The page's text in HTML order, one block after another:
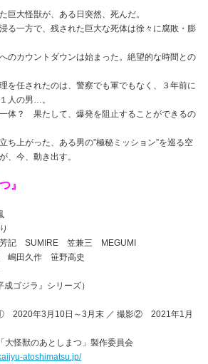
巨大怪獣が、ある日突然、死んだ。
る一方で、残された巨大な死体は徐々に腐敗・膨
のカウントダウンは始まった。絶望的な時間との
を任されたのは、警察でも軍でもなく、３年前に
人の男…。
体？ 果たして、爆発を阻止することができるの
ち上がった、ある男の”極秘ミッション”を巡る空
、今、動き出す。
』
記 SUMIRE 笠兼三 MEGUMI
田久作 笹野高史
ゴジラ』シリーズ）
2020年3月10日～3月末 ／ 撮影② 2021年1月
大怪獣のあとしまつ」製作委員会
atoshimatsu.jp/